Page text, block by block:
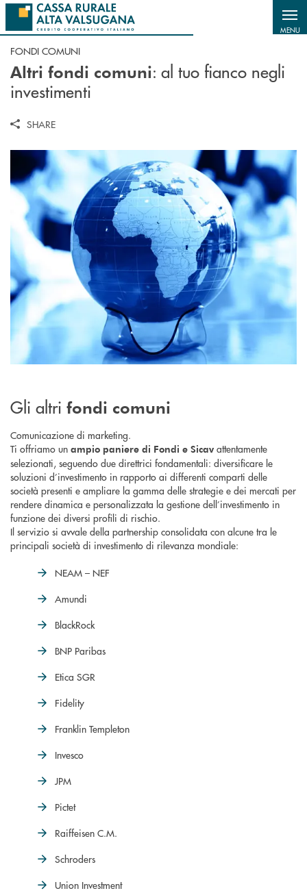
Salta al contenuto principale
MENU
FONDI COMUNI
Altri fondi comuni: al tuo fianco negli
investimenti
SHARE
Gli altri fondi comuni
Comunicazione di marketing.
Ti offriamo un ampio paniere di Fondi e Sicav attentamente
selezionati, seguendo due direttrici fondamentali: diversificare le
soluzioni d’investimento in rapporto ai differenti comparti delle
società presenti e ampliare la gamma delle strategie e dei mercati per
rendere dinamica e personalizzata la gestione dell’investimento in
funzione dei diversi profili di rischio.
Il servizio si avvale della partnership consolidata con alcune tra le
principali società di investimento di rilevanza mondiale:
NEAM – NEF
Amundi
BlackRock
BNP Paribas
Etica SGR
Fidelity
Franklin Templeton
Invesco
JPM
Pictet
Raiffeisen C.M.
Schroders
Union Investment